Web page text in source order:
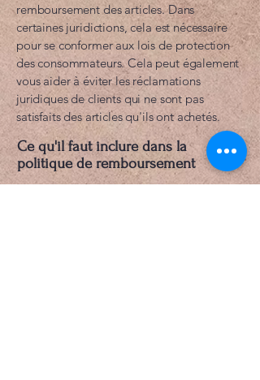
remboursement des articles. Dans
certaines juridictions, cela est nécessaire
pour se conformer aux lois de protection
des consommateurs. Cela peut également
vous aider à éviter les réclamations
juridiques de clients qui ne sont pas
satisfaits des articles qu'ils ont achetés.
Ce qu'il faut inclure dans la
politique de remboursement
D'une manière générale, une politique de